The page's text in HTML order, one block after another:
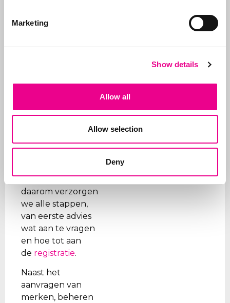
Marketing
Show details
Allow all
Allow selection
Deny
gespecialiseerd in
bedrijven, maar
met een eerste
ontzorgen en
daarom verzorgen
we alle stappen,
van eerste advies
wat aan te vragen
en hoe tot aan
de registratie.
Naast het
aanvragen van
merken, beheren